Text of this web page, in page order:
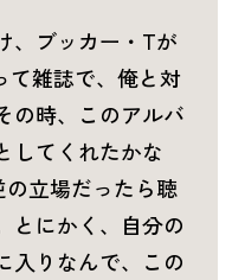
、ブッカー・Tが
て雑誌で、俺と対
の時、このアルバ
してくれたかな
立場だったら聴
とにかく、自分の
入りなんで、この